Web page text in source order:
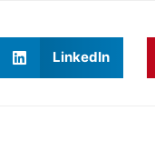
LinkedIn